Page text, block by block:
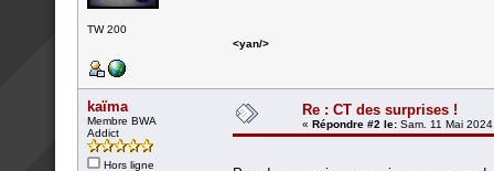
TW 200
<yan/>
kaïma
Membre BWA
Addict
Hors ligne
Re : CT des surprises !
« Répondre #2 le: Sam. 11 Mai